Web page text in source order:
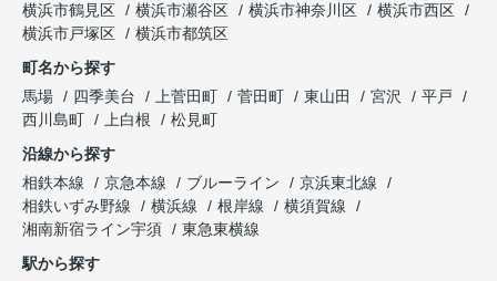
横浜市鶴見区
横浜市瀬谷区 横浜市神奈川区
横浜市西区
横浜市戸塚区
横浜市都筑区
町名から探す
馬場
四季美台 上菅田町 菅田町 東山田 宮沢
平戸
西川島町
上白根
松見町
沿線から探す
相鉄本線
京急本線 ブルーライン
京浜東北線
相鉄いずみ野線
横浜線 根岸線
横須賀線
湘南新宿ライン宇須
東急東横線
駅から探す